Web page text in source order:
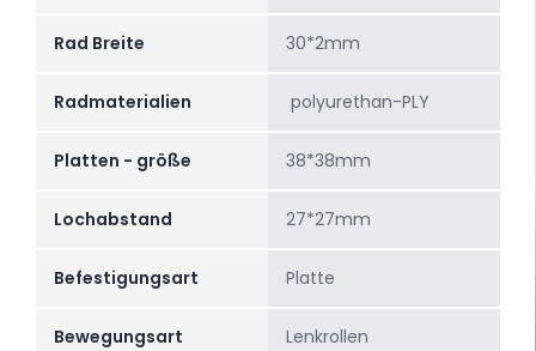
Rad Breite 30*2mm
Radmaterialien polyurethan-PLY
Platten - größe 38*38mm
Lochabstand 27*27mm
Befestigungsart Platte
Bewegungsart Lenkrollen